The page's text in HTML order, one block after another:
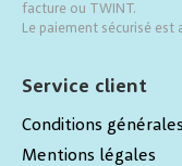
Service client
Conditions générales
Mentions légales
facture ou TWINT.
Le paiement sécurisé est